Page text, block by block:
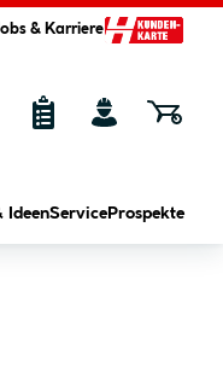
& Karriere
IdeenService Prospekte